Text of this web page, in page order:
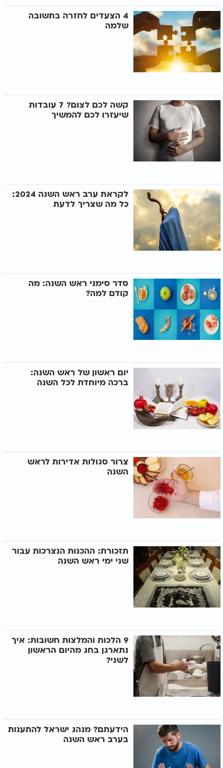
4 הצעדים לחזרה בתשובה
שלמה
קשה לכם לצום? 7 עובדות
שיעזרו לכם להמשיך
לקראת ערב ראש השנה 2024:
כל מה שצריך לדעת
סדר סימני ראש השנה: מה
קודם למה?
יום ראשון של ראש השנה:
ברכה מיוחדת לכל השנה
צרור סגולות אדירות לראש
השנה
תזכורת: ההכנות הנצרכות עבור
שני ימי ראש השנה
9 הלכות והמלצות חשובות: איך
נתארגן בחג מהיום הראשון
לשני?
הידעתם? מנהג ישראל להתענות
בערב ראש השנה